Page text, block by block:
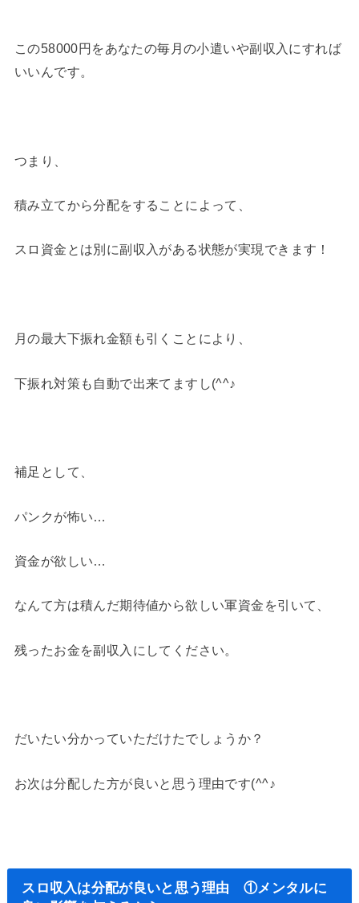
この58000円をあなたの毎月の小遣いや副収入にすれば
いいんです。
つまり、
積み立てから分配をすることによって、
スロ資金とは別に副収入がある状態が実現できます！
月の最大下振れ金額も引くことにより、
下振れ対策も自動で出来てますし(^^♪
補足として、
パンクが怖い…
資金が欲しい…
なんて方は積んだ期待値から欲しい軍資金を引いて、
残ったお金を副収入にしてください。
だいたい分かっていただけたでしょうか？
お次は分配した方が良いと思う理由です(^^♪
スロ収入は分配が良いと思う理由 ①メンタルに